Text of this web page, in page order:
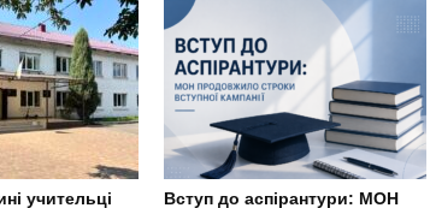
учительці
Вступ до аспірантури: МОН